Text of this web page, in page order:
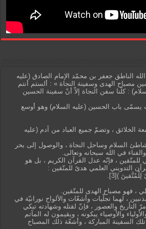
الناطق جعفر بن محمّد الإمام الصادق (عليه
مصباح الهدى وسفينة النجاة » : ألستم أنتم
: كلّنا سفن النجاة إلاّ أنّ سفينة الحسين
يسمّى باب الحسين (عليه السلام) وهو أوسع
الخلائق ، وتضمّ جميع العباد من آدم (عليه
السلام وساحل النجاة ، والوصول إلى بحر
في الله سبحانه وتعالى.
، فإنّه عدل القرآن الكريم ، بل هو
التدويني العلمي هدىً للمتّقين :
)[3].
، فهو مصباح الهدى للمتّقين.
، لهما تجلّيات وأشعّات والألواح نورانيّة في
التأريخ والعصور ، فإنّ لقتله وشهادته تبكي
والأوصياء يبكونه ، ويقيمون له المآتم
السفينة المباركة ، وأشعّة ذلك المصباح